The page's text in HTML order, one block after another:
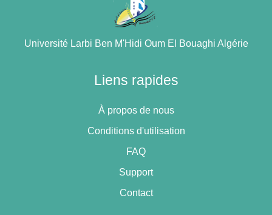
Université Larbi Ben M'Hidi Oum El Bouaghi Algérie
Liens rapides
À propos de nous
Conditions d'utilisation
FAQ
Support
Contact